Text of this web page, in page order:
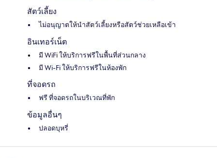
สัตว์เลี้ยง
ไม่อนุญาตให้นำสัตว์เลี้ยงหรือสัตว์ช่วยเหลือเข้า
อินเทอร์เน็ต
มี WiFi ให้บริการฟรีในพื้นที่ส่วนกลาง
มี Wi-Fi ให้บริการฟรีในห้องพัก
ที่จอดรถ
ฟรี ที่จอดรถในบริเวณที่พัก
ข้อมูลอื่นๆ
ปลอดบุหรี่